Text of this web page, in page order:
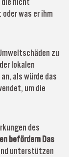
was er ihm
zu
lokalen
als würde das
um die
des
befördernDas
unterstützen